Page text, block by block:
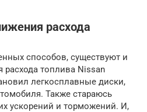
расхода
способов, существуют и
топлива Nissan
легкосплавные диски,
Также стараюсь
ускорений и торможений. И,